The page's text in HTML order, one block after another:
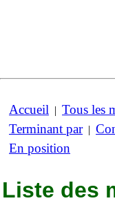
Accueil | Tous les
Terminant par|
En position
Liste des